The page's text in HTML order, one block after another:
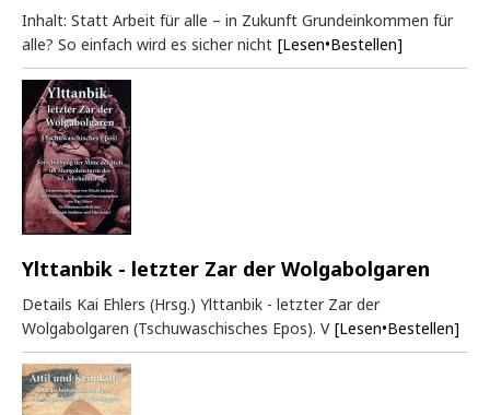
Inhalt: Statt Arbeit für alle – in Zukunft Grundeinkommen für
alle? So einfach wird es sicher nicht [Lesen•Bestellen]
Ylttanbik - letzter Zar der Wolgabolgaren
Details Kai Ehlers (Hrsg.) Ylttanbik - letzter Zar der
Wolgabolgaren (Tschuwaschisches Epos). V [Lesen•Bestellen]